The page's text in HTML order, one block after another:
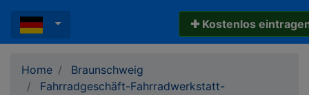
✚ Kostenlos
Home
Braunschweig
Fahrradgeschäft-Fahrradwerkstatt-